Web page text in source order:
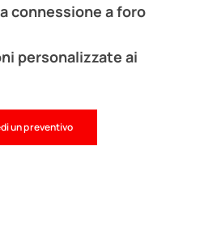
connessione a foro
personalizzate ai
un preventivo